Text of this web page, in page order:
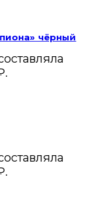
чёрный